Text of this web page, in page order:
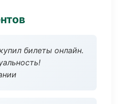
билеты онлайн.